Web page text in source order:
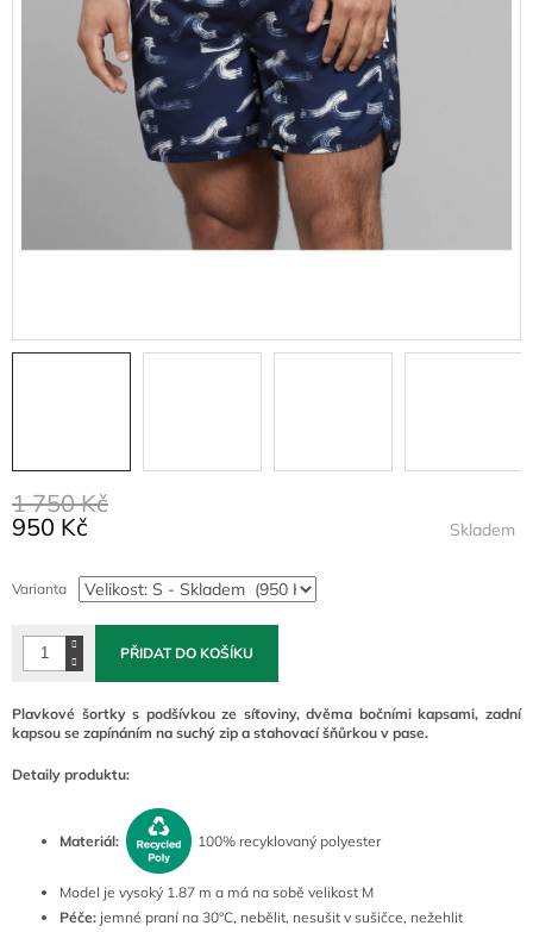
1 750 Kč
950 Kč
cena:
Skladem
Varianta
PŘIDAT DO KOŠÍKU
Plavkové šortky s podšívkou ze síťoviny, dvěma bočními kapsami, zadní
kapsou se zapínáním na suchý zip a stahovací šňůrkou v pase.
Detaily produktu:
Materiál: 100% recyklovaný polyester
Model je vysoký 1.87 m a má na sobě velikost M
Péče: jemné praní na 30°C, nebělit, nesušit v sušičce, nežehlit